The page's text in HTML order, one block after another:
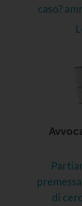
caso?
di